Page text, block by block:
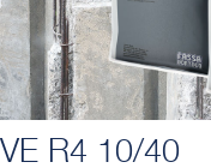
R4 10/40